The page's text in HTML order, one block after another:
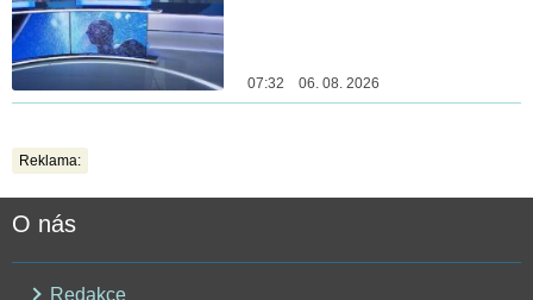
07:32 06. 08. 2026
Reklama:
O nás
Redakce